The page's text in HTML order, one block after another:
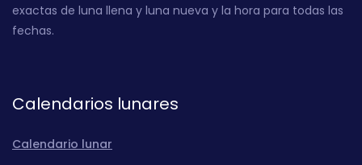
exactas de luna llena y luna nueva y la hora para todas las
fechas.
Calendarios lunares
Calendario lunar